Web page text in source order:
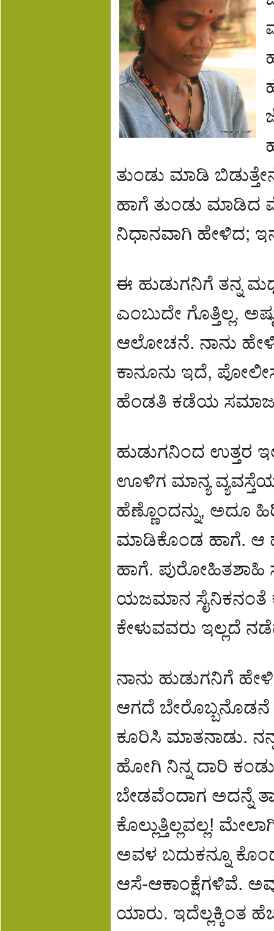
ತುಂಡು ಮಾಡಿ
ಹಾಗೆ ತುಂಡು ಮಾಡಿದ
ನಿಧಾನವಾಗಿ ಹೇಳಿದ;
ಈ ಹುಡುಗನಿಗೆ ತನ್ನ
ಎಂಬುದೇ ಗೊತ್ತಿಲ್ಲ.
ಆಲೋಚನೆ. ನಾನು
ಕಾನೂನು ಇದೆ,
ಹೆಂಡತಿ ಕಡೆಯ ಸಮಾಜ
ಹುಡುಗನಿಂದ ಉತ್ತರ
ಊಳಿಗ ಮಾನ್ಯ
ಹೆಣ್ಣೊಂದನ್ನು, ಅದೂ
ಮಾಡಿಕೊಂಡ ಹಾಗೆ. ಆ
ಹಾಗೆ. ಪುರೋಹಿತಶಾಹಿ
ಯಜಮಾನ ಸೈನಿಕನಂತೆ
ಕೇಳುವವರು ಇಲ್ಲದೆ
ನಾನು ಹುಡುಗನಿಗೆ
ಆಗದೆ ಬೇರೊಬ್ಬನೊಡನೆ
ಕೂರಿಸಿ ಮಾತನಾಡು.
ಹೋಗಿ ನಿನ್ನ ದಾರಿ
ಬೇಡವೆಂದಾಗ ಅದನ್ನೆ
ಕೊಲ್ಲುತ್ತಿಲ್ಲವಲ್ಲ!
ಅವಳ ಬದುಕನ್ನೂ
ಆಸೆ-ಆಕಾಂಕ್ಷೆಗಳಿವೆ.
ಯಾರು. ಇದೆಲ್ಲಕ್ಕಿಂತ